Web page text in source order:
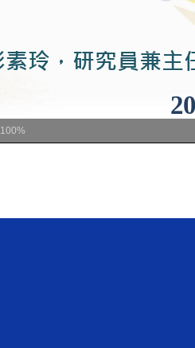
100%